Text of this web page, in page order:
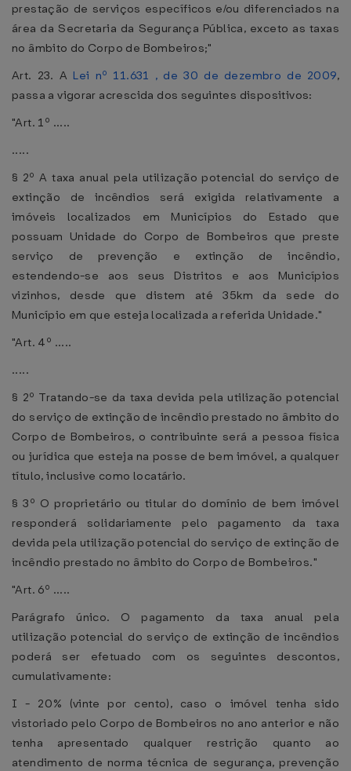
prestação de serviços específicos e/ou diferenciados na
área da Secretaria da Segurança Pública, exceto as taxas
no âmbito do Corpo de Bombeiros;"
Art. 23. A Lei nº 11.631 , de 30 de dezembro de 2009,
passa a vigorar acrescida dos seguintes dispositivos:
"Art. 1º .....
.....
§ 2º A taxa anual pela utilização potencial do serviço de
extinção de incêndios será exigida relativamente a
imóveis localizados em Municípios do Estado que
possuam Unidade do Corpo de Bombeiros que preste
serviço de prevenção e extinção de incêndio,
estendendo-se aos seus Distritos e aos Municípios
vizinhos, desde que distem até 35km da sede do
Município em que esteja localizada a referida Unidade."
"Art. 4º .....
.....
§ 2º Tratando-se da taxa devida pela utilização potencial
do serviço de extinção de incêndio prestado no âmbito do
Corpo de Bombeiros, o contribuinte será a pessoa física
ou jurídica que esteja na posse de bem imóvel, a qualquer
título, inclusive como locatário.
§ 3º O proprietário ou titular do domínio de bem imóvel
responderá solidariamente pelo pagamento da taxa
devida pela utilização potencial do serviço de extinção de
incêndio prestado no âmbito do Corpo de Bombeiros."
"Art. 6º .....
Parágrafo único. O pagamento da taxa anual pela
utilização potencial do serviço de extinção de incêndios
poderá ser efetuado com os seguintes descontos,
cumulativamente:
I - 20% (vinte por cento), caso o imóvel tenha sido
vistoriado pelo Corpo de Bombeiros no ano anterior e não
tenha apresentado qualquer restrição quanto ao
atendimento de norma técnica de segurança, prevenção